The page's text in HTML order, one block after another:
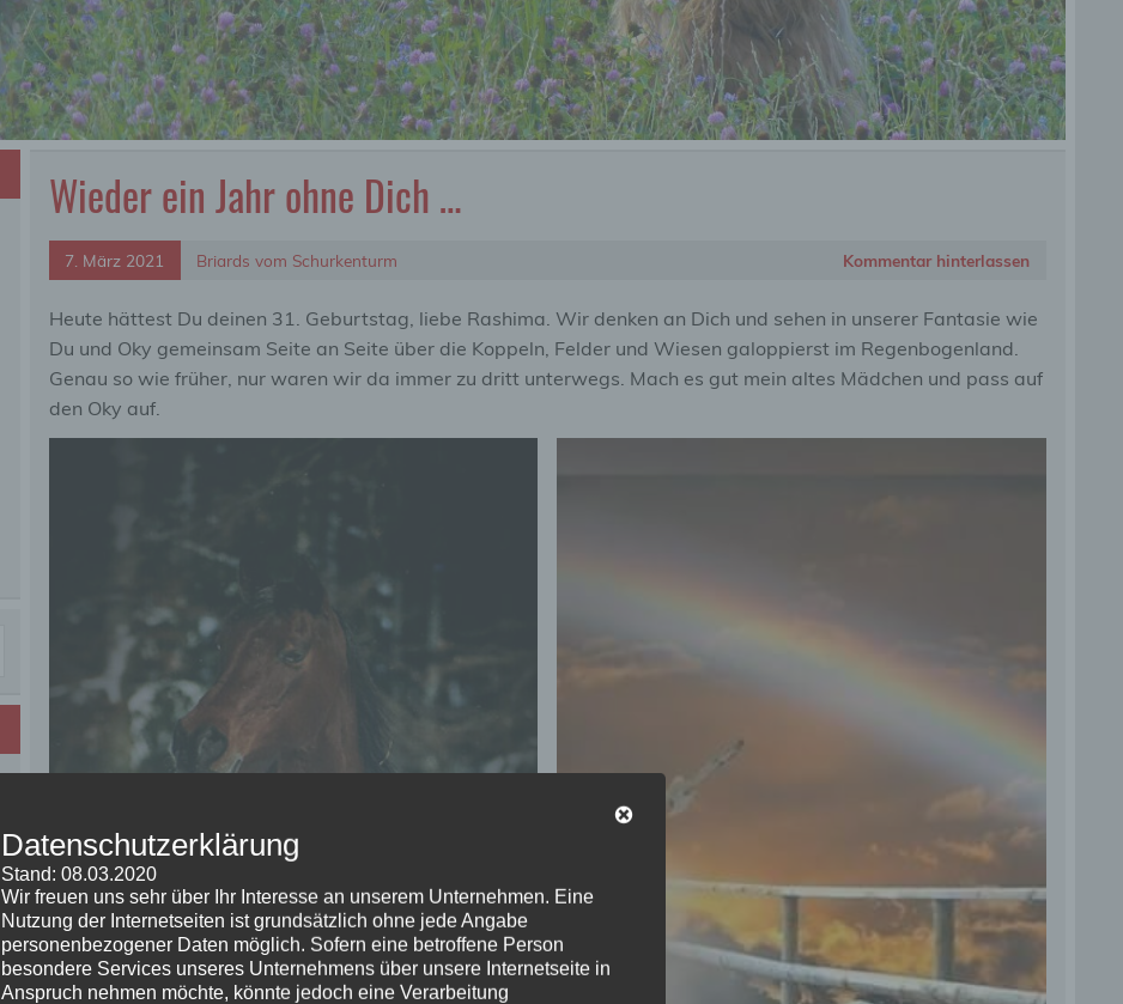
Wieder ein Jahr ohne Dich …
7. März 2021 Briards vom Schurkenturm Kommentar hinterlassen
Heute hättest Du deinen 31. Geburtstag, liebe Rashima. Wir denken an Dich und sehen in unserer Fantasie wie
Du und Oky gemeinsam Seite an Seite über die Koppeln, Felder und Wiesen galoppierst im Regenbogenland.
Genau so wie früher, nur waren wir da immer zu dritt unterwegs. Mach es gut mein altes Mädchen und pass auf
den Oky auf.
Datenschutzerklärung
Stand: 08.03.2020
Wir freuen uns sehr über Ihr Interesse an unserem Unternehmen. Eine
Nutzung der Internetseiten ist grundsätzlich ohne jede Angabe
personenbezogener Daten möglich. Sofern eine betroffene Person
besondere Services unseres Unternehmens über unsere Internetseite in
Anspruch nehmen möchte, könnte jedoch eine Verarbeitung